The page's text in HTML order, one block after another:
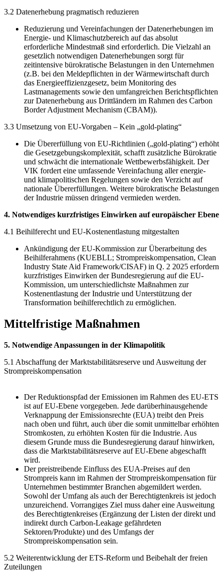
3.2 Datenerhebung pragmatisch reduzieren
Reduzierung und Vereinfachungen der Datenerhebungen im
Energie- und Klimaschutzbereich auf das absolut
erforderliche Mindestmaß sind erforderlich. Die Vielzahl an
gesetzlich notwendigen Datenerhebungen sorgt für
zeitintensive bürokratische Belastungen in den Unternehmen
(z.B. bei den Meldepflichten in der Wärmewirtschaft durch
das Energieeffizienzgesetz, beim Monitoring des
Lastmanagements sowie den umfangreichen Berichtspflichten
zur Datenerhebung aus Drittländern im Rahmen des Carbon
Border Adjustment Mechanism (CBAM)).
3.3 Umsetzung von EU-Vorgaben – Kein „gold-plating“
Die Übererfüllung von EU-Richtlinien („gold-plating“) erhöht
die Gesetzgebungskomplexität, schafft zusätzliche Bürokratie
und schwächt die internationale Wettbewerbsfähigkeit. Der
VIK fordert eine umfassende Vereinfachung aller energie-
und klimapolitischen Regelungen sowie den Verzicht auf
nationale Übererfüllungen. Weitere bürokratische Belastungen
der Industrie müssen dringend vermieden werden.
4. Notwendiges kurzfristiges Einwirken auf europäischer Ebene
4.1 Beihilferecht und EU-Kostenentlastung mitgestalten
Ankündigung der EU-Kommission zur Überarbeitung des
Beihilferahmens (KUEBLL; Strompreiskompensation, Clean
Industry State Aid Framework/CISAF) in Q. 2 2025 erfordern
kurzfristiges Einwirken der Bundesregierung auf die EU-
Kommission, um unterschiedlichste Maßnahmen zur
Kostenentlastung der Industrie und Unterstützung der
Transformation beihilferechtlich zu ermöglichen.
Mittelfristige Maßnahmen
5. Notwendige Anpassungen in der Klimapolitik
5.1 Abschaffung der Marktstabilitätsreserve und Ausweitung der
Strompreiskompensation
Der Reduktionspfad der Emissionen im Rahmen des EU-ETS
ist auf EU-Ebene vorgegeben. Jede darüberhinausgehende
Verknappung der Emissionsrechte (EUA) treibt den Preis
nach oben und führt, auch über die somit unmittelbar erhöhten
Stromkosten, zu erhöhten Kosten für die Industrie. Aus
diesem Grunde muss die Bundesregierung darauf hinwirken,
dass die Marktstabilitätsreserve auf EU-Ebene abgeschafft
wird.
Der preistreibende Einfluss des EUA-Preises auf den
Strompreis kann im Rahmen der Strompreiskompensation für
Unternehmen bestimmter Branchen abgemildert werden.
Sowohl der Umfang als auch der Berechtigtenkreis ist jedoch
unzureichend. Vorrangiges Ziel muss daher eine Ausweitung
des Berechtigtenkreises (Ergänzung der Listen der direkt und
indirekt durch Carbon-Leakage gefährdeten
Sektoren/Produkte) und des Umfangs der
Strompreiskompensation sein.
5.2 Weiterentwicklung der ETS-Reform und Beibehalt der freien
Zuteilungen